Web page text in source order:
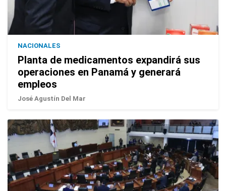
NACIONALES
Planta de medicamentos expandirá sus
operaciones en Panamá y generará
empleos
José Agustín Del Mar